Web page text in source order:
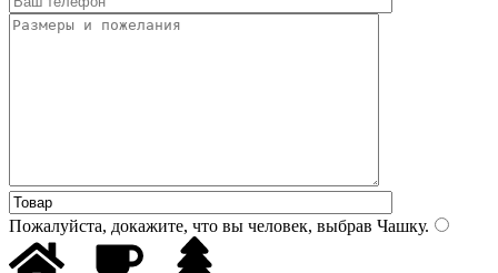
Пожалуйста, докажите, что вы человек, выбрав Чашку.